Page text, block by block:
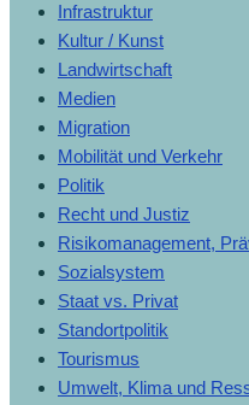
Infrastruktur
Kultur / Kunst
Landwirtschaft
Medien
Migration
Mobilität und Verkehr
Politik
Recht und Justiz
Risikomanagement,
Sozialsystem
Staat vs. Privat
Standortpolitik
Tourismus
Umwelt, Klima und